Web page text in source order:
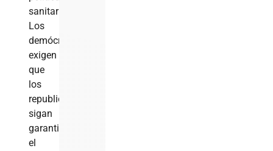
sanitaria.
Los
demócratas
exigen
que
los
republicanos
sigan
garantizando
el